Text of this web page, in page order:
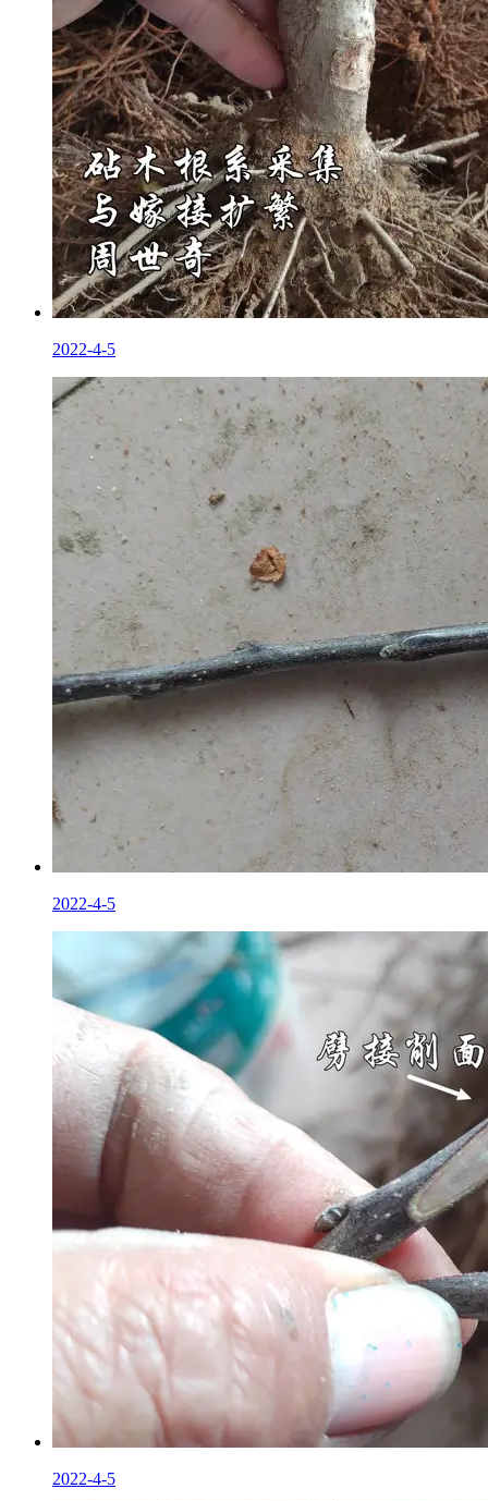
2022-4-5
2022-4-5
2022-4-5